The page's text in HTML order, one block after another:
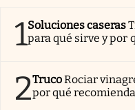
1Soluciones caseras
para qué sirve y por
2TrucoRociar
por qué